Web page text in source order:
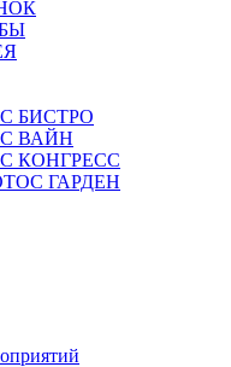
БИСТРО
ВАЙН
КОНГРЕСС
ГАРДЕН